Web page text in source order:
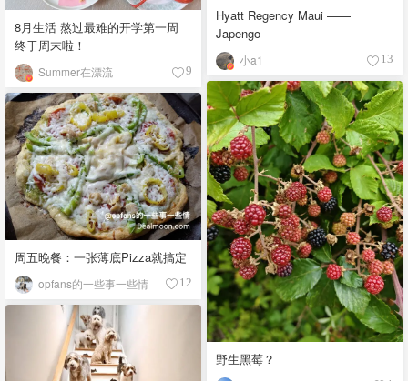
Hyatt Regency Maui ——
Japengo
小a1 13
8月生活 熬过最难的开学第一周
终于周末啦！
Summer在漂流 9
野生黑莓？
周五晚餐：一张薄底Pizza就搞定
opfans的一些事一些情 12